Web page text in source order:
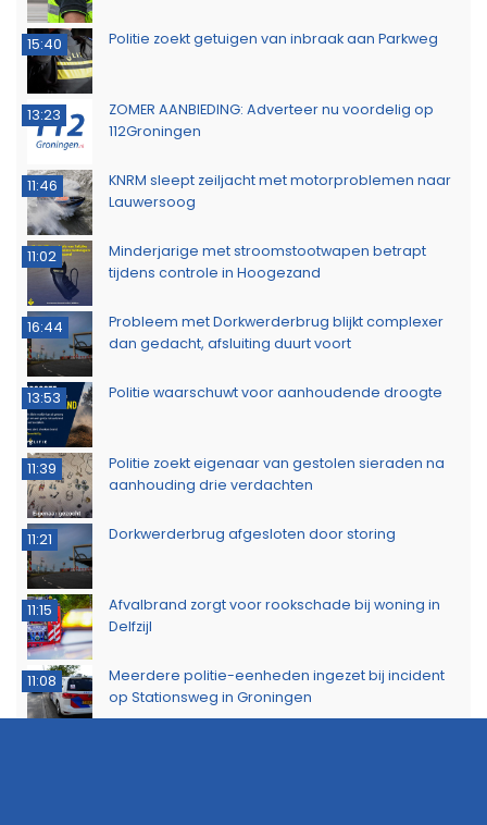
15:40 Politie zoekt getuigen van inbraak aan Parkweg
13:23
ZOMER AANBIEDING: Adverteer nu voordelig op
112Groningen
11:46
KNRM sleept zeiljacht met motorproblemen naar
Lauwersoog
11:02
Minderjarige met stroomstootwapen betrapt
tijdens controle in Hoogezand
16:44
Probleem met Dorkwerderbrug blijkt complexer
dan gedacht, afsluiting duurt voort
13:53 Politie waarschuwt voor aanhoudende droogte
11:39
Politie zoekt eigenaar van gestolen sieraden na
aanhouding drie verdachten
11:21 Dorkwerderbrug afgesloten door storing
11:15
Afvalbrand zorgt voor rookschade bij woning in
Delfzijl
11:08
Meerdere politie-eenheden ingezet bij incident
op Stationsweg in Groningen